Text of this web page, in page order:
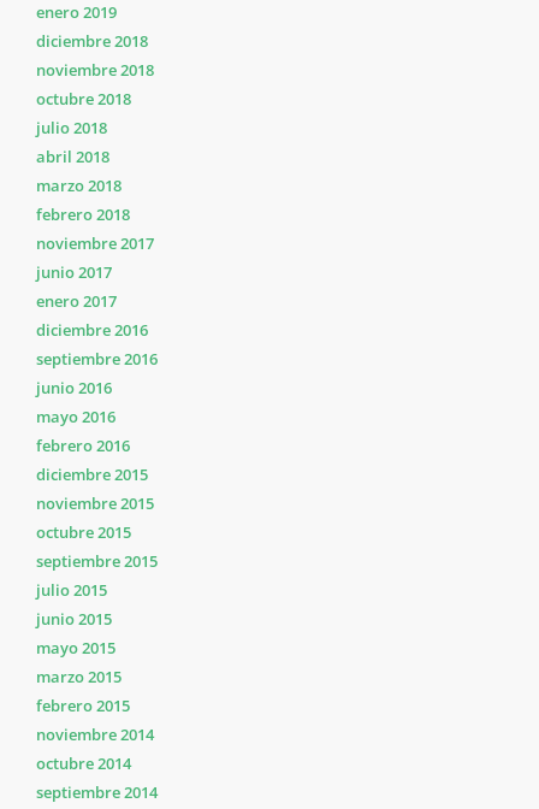
enero 2019
diciembre 2018
noviembre 2018
octubre 2018
julio 2018
abril 2018
marzo 2018
febrero 2018
noviembre 2017
junio 2017
enero 2017
diciembre 2016
septiembre 2016
junio 2016
mayo 2016
febrero 2016
diciembre 2015
noviembre 2015
octubre 2015
septiembre 2015
julio 2015
junio 2015
mayo 2015
marzo 2015
febrero 2015
noviembre 2014
octubre 2014
septiembre 2014